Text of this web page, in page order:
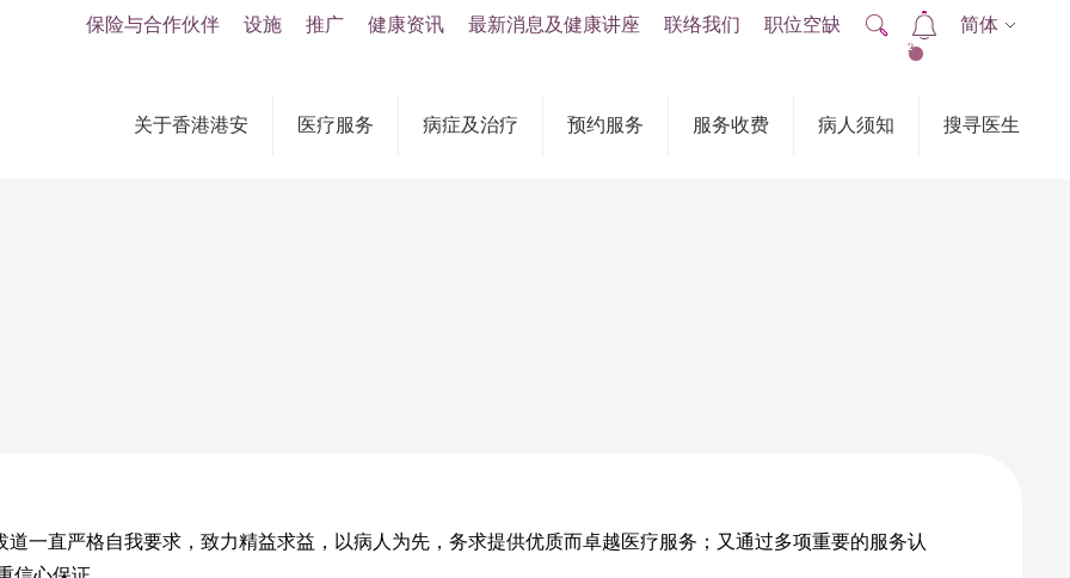
关于香港港安 医疗服务 病症及治疗 预约服务 服务收费 病人须知 搜寻医生
保险与合作伙伴 设施 推广 健康资讯 最新消息及健康讲座 联络我们 职位空缺
2
简体
一直严格自我要求，致力精益求益，以病人为先，务求提供优质而卓越医疗服务；又通过多项重要的服务认